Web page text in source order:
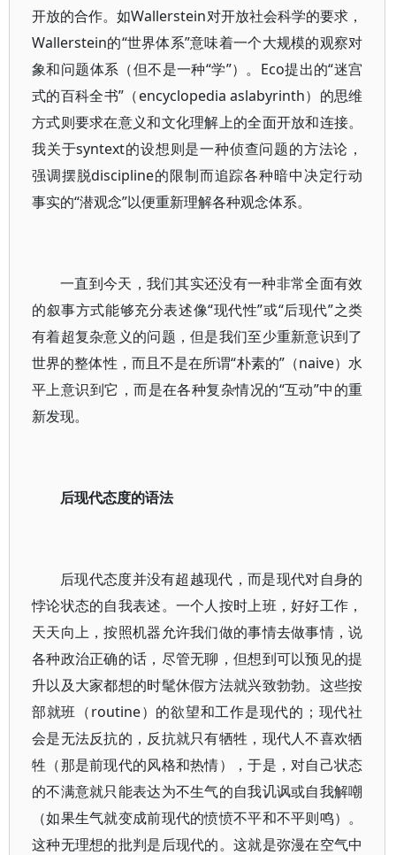
开放的合作。如Wallerstein对开放社会科学的要求，
Wallerstein的“世界体系”意味着一个大规模的观察对
象和问题体系（但不是一种“学”）。Eco提出的“迷宫
式的百科全书”（encyclopedia aslabyrinth）的思维
方式则要求在意义和文化理解上的全面开放和连接。
我关于syntext的设想则是一种侦查问题的方法论，
强调摆脱discipline的限制而追踪各种暗中决定行动
事实的“潜观念”以便重新理解各种观念体系。
一直到今天，我们其实还没有一种非常全面有效
的叙事方式能够充分表述像“现代性”或“后现代”之类
有着超复杂意义的问题，但是我们至少重新意识到了
世界的整体性，而且不是在所谓“朴素的”（naive）水
平上意识到它，而是在各种复杂情况的“互动”中的重
新发现。
后现代态度的语法
后现代态度并没有超越现代，而是现代对自身的
悖论状态的自我表述。一个人按时上班，好好工作，
天天向上，按照机器允许我们做的事情去做事情，说
各种政治正确的话，尽管无聊，但想到可以预见的提
升以及大家都想的时髦休假方法就兴致勃勃。这些按
部就班（routine）的欲望和工作是现代的；现代社
会是无法反抗的，反抗就只有牺牲，现代人不喜欢牺
牲（那是前现代的风格和热情），于是，对自己状态
的不满意就只能表达为不生气的自我讥讽或自我解嘲
（如果生气就变成前现代的愤愤不平和不平则鸣）。
这种无理想的批判是后现代的。这就是弥漫在空气中